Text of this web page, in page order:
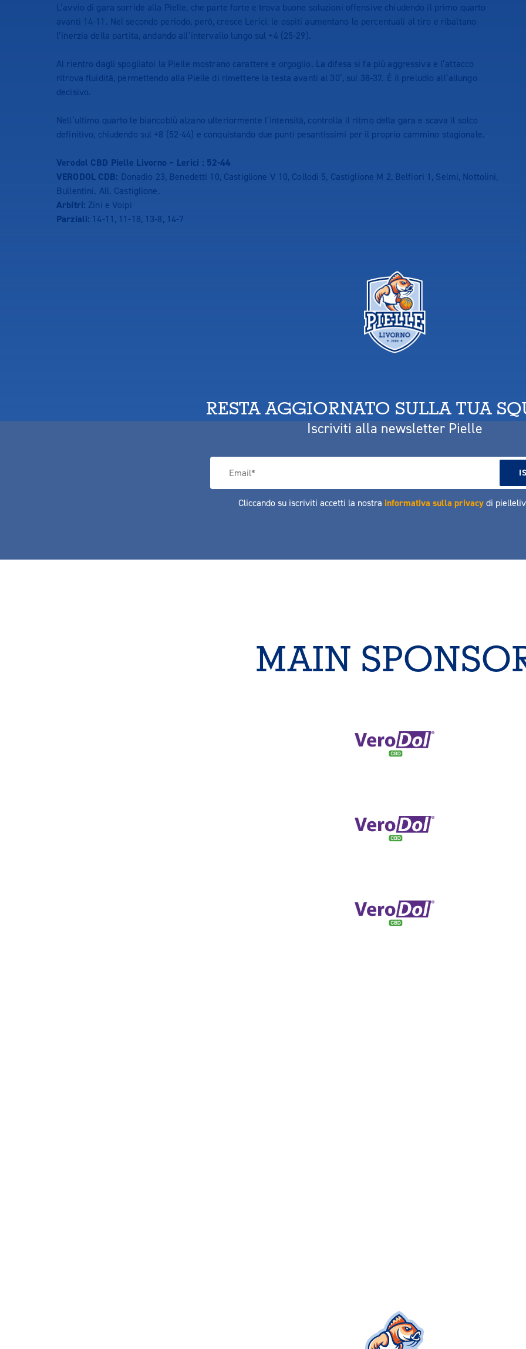
L’avvio di gara sorride alla Pielle, che parte forte e trova buone soluzioni offensive chiudendo il primo quarto
avanti 14-11. Nel secondo periodo, però, cresce Lerici: le ospiti aumentano le percentuali al tiro e ribaltano
l’inerzia della partita, andando all’intervallo lungo sul +4 (25-29).
Al rientro dagli spogliatoi la Pielle mostrano carattere e orgoglio. La difesa si fa più aggressiva e l’attacco
ritrova fluidità, permettendo alla Pielle di rimettere la testa avanti al 30’, sul 38-37. È il preludio all’allungo
decisivo.
Nell’ultimo quarto le biancoblù alzano ulteriormente l’intensità, controlla il ritmo della gara e scava il solco
definitivo, chiudendo sul +8 (52-44) e conquistando due punti pesantissimi per il proprio cammino stagionale.
Verodol CBD Pielle Livorno – Lerici : 52-44
VERODOL CDB: Donadio 23, Benedetti 10, Castiglione V 10, Collodi 5, Castiglione M 2, Belfiori 1, Selmi, Nottolini,
Bullentini. All. Castiglione.
Arbitri: Zini e Volpi
Parziali: 14-11, 11-18, 13-8, 14-7
RESTA AGGIORNATO SULLA TUA
Iscriviti alla newsletter Pielle
Cliccando su iscriviti accetti la nostra informativa sulla privacydi
MAIN